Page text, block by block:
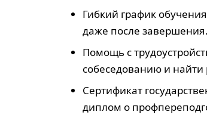
Гибкий график
даже после завершения.
Помощь с
собеседованию и найти
Сертификат
диплом о